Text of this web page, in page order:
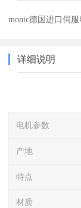
monic德国进口伺
详细说明
电机参数
产地
特点
材质